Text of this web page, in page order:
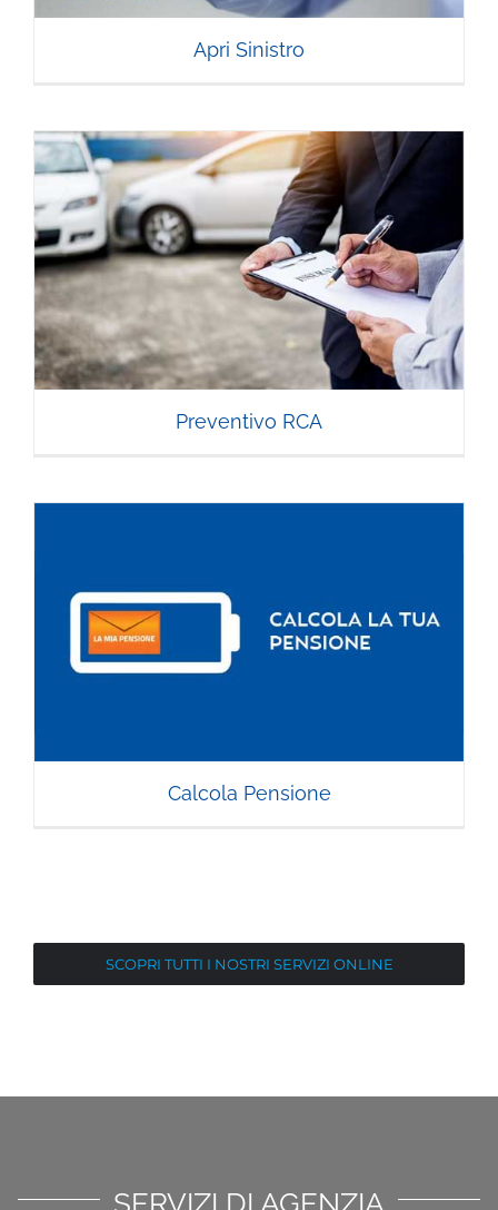
Apri Sinistro
Preventivo RCA
Calcola Pensione
SCOPRI TUTTI I NOSTRI SERVIZI ONLINE
SERVIZI DI AGENZIA